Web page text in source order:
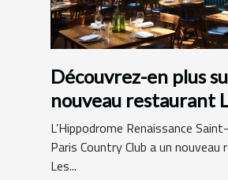
Découvrez-en plus
nouveau restaurant
Hamptons Grill
L’Hippodrome Renaissance
Paris Country Club a un nouveau
Les...